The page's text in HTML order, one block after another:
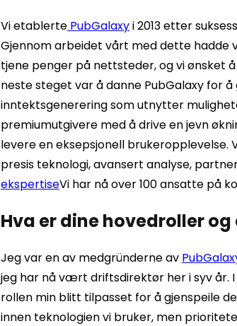
Vi etablerte PubGalaxyi 2013 etter
Gjennom arbeidet vårt med dette
tjene penger på nettsteder, og vi ønsket
neste steget var å danne PubGalaxy for
inntektsgenerering som utnytter
premiumutgivere med å drive en jevn
levere en eksepsjonell
presis teknologi, avansert analyse,
ekspertiseVi har nå over 100 ansatte på
Hva er dine hovedroller
Jeg var en av medgründerne av
jeg har nå vært driftsdirektør her i syv år.
rollen min blitt tilpasset for å gjenspeile
innen teknologien vi bruker, men